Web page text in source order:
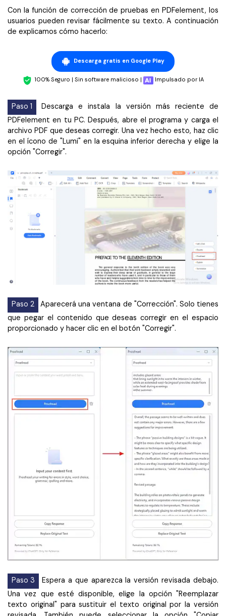
Con la función de corrección de pruebas en PDFelement, los
usuarios pueden revisar fácilmente su texto. A continuación
de explicamos cómo hacerlo:
Descarga gratis en Google Play
100% Seguro | Sin software malicioso | Impulsado por IA
Paso 1
Descarga e instala la versión más reciente de
PDFelement en tu PC. Después, abre el programa y carga el
archivo PDF que deseas corregir. Una vez hecho esto, haz clic
en el ícono de "Lumi" en la esquina inferior derecha y elige la
opción "Corregir".
Paso 2
Aparecerá una ventana de "Corrección". Solo tienes
que pegar el contenido que deseas corregir en el espacio
proporcionado y hacer clic en el botón "Corregir".
Paso 3
Espera a que aparezca la versión revisada debajo.
Una vez que esté disponible, elige la opción "Reemplazar
texto original" para sustituir el texto original por la versión